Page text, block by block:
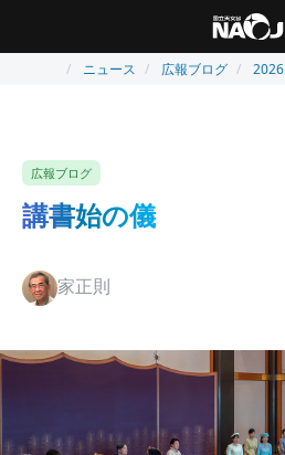
ニュース 広報ブログ 2026
広報ブログ
講書始の儀
家正則